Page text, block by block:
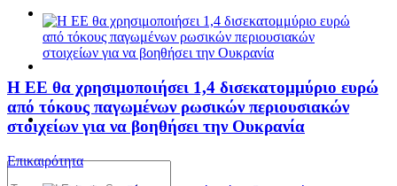
Η ΕΕ θα χρησιμοποιήσει 1,4 δισεκατομμύριο ευρώ
από τόκους παγωμένων ρωσικών περιουσιακών
στοιχείων για να βοηθήσει την Ουκρανία
Επικαιρότητα